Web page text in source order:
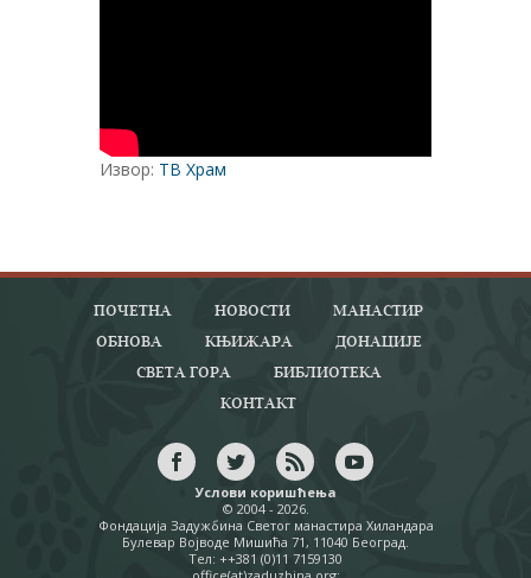
Извор: ТВ Храм
ПОЧЕТНА НОВОСТИ
МАНАСТИР
ОБНОВА
КЊИЖАРА
ДОНАЦИЈЕ
СВЕТА ГОРА
БИБЛИОТЕКА
КОНТАКТ
Услови коришћења
© 2004 - 2026.
Фондација Задужбина Светог манастира Хиландара
Булевар Војводе Мишића 71, 11040 Београд.
Тел: ++381 (0)11 7159130